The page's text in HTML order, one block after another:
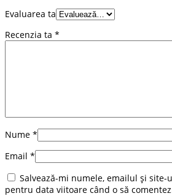
Evaluarea ta
Recenzia ta *
Nume *
Email *
Salvează-mi numele, emailul și
pentru data viitoare când o să